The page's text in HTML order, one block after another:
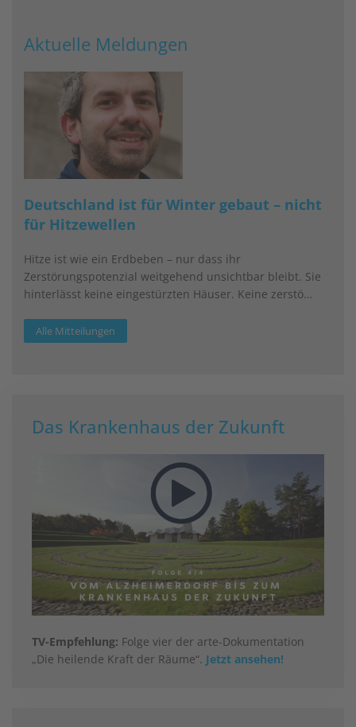
Aktuelle Meldungen
Deutschland ist für Winter gebaut – nicht
für Hitzewellen
Hitze ist wie ein Erdbeben – nur dass ihr
Zerstörungspotenzial weitgehend unsichtbar bleibt. Sie
hinterlässt keine eingestürzten Häuser. Keine zerstö…
Alle Mitteilungen
Das Krankenhaus der Zukunft
TV-Empfehlung: Folge vier der arte-Dokumentation
„Die heilende Kraft der Räume“. Jetzt ansehen!